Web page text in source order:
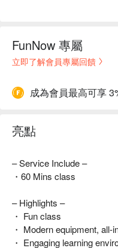
FunNow 專屬
立即了解會員專屬回饋
成為會員最高可享
亮點
– Service Include –
・60 Mins class
– Highlights –
・ Fun class
・ Modern equipment, all-
・ Engaging learning